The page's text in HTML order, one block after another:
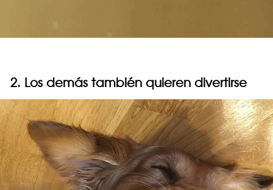
2. Los demás también quieren divertirse